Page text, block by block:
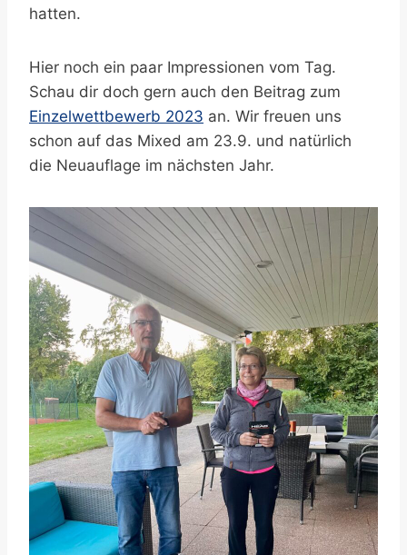
hatten.
Hier noch ein paar Impressionen vom Tag.
Schau dir doch gern auch den Beitrag zum
Einzelwettbewerb 2023 an. Wir freuen uns
schon auf das Mixed am 23.9. und natürlich
die Neuauflage im nächsten Jahr.